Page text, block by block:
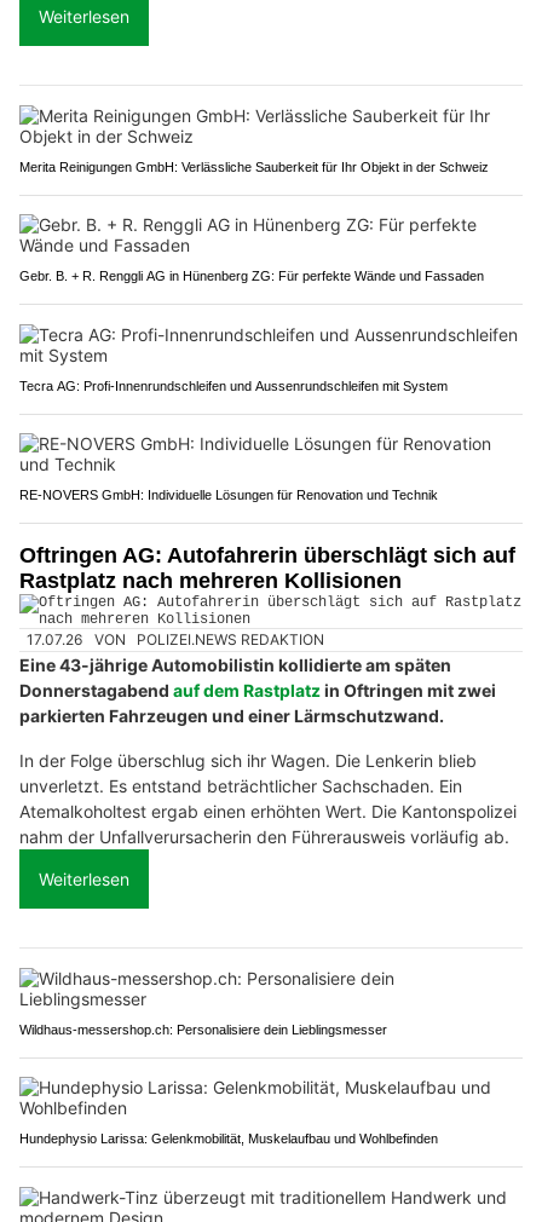
Weiterlesen
Merita Reinigungen GmbH: Verlässliche Sauberkeit für Ihr Objekt in der Schweiz
Gebr. B. + R. Renggli AG in Hünenberg ZG: Für perfekte Wände und Fassaden
Tecra AG: Profi-Innenrundschleifen und Aussenrundschleifen mit System
RE-NOVERS GmbH: Individuelle Lösungen für Renovation und Technik
Oftringen AG: Autofahrerin überschlägt sich auf
Rastplatz nach mehreren Kollisionen
17.07.26 VON POLIZEI.NEWS REDAKTION
Eine 43-jährige Automobilistin kollidierte am späten
Donnerstagabend auf dem Rastplatzin Oftringen mit zwei
parkierten Fahrzeugen und einer Lärmschutzwand.
In der Folge überschlug sich ihr Wagen. Die Lenkerin blieb
unverletzt. Es entstand beträchtlicher Sachschaden. Ein
Atemalkoholtest ergab einen erhöhten Wert. Die Kantonspolizei
nahm der Unfallverursacherin den Führerausweis vorläufig ab.
Weiterlesen
Wildhaus-messershop.ch: Personalisiere dein Lieblingsmesser
Hundephysio Larissa: Gelenkmobilität, Muskelaufbau und Wohlbefinden